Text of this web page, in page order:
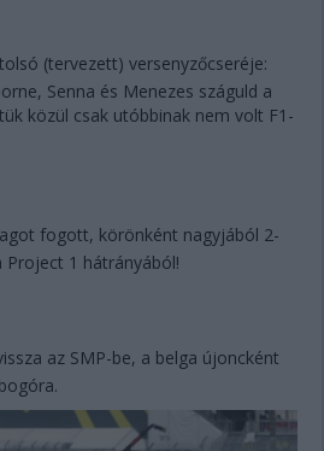
(tervezett) versenyzőcseréje:
Senna és Menezes száguld a
közül csak utóbbinak nem volt F1-
fogott, körönként nagyjából 2-
1 hátrányából!
az SMP-be, a belga újoncként